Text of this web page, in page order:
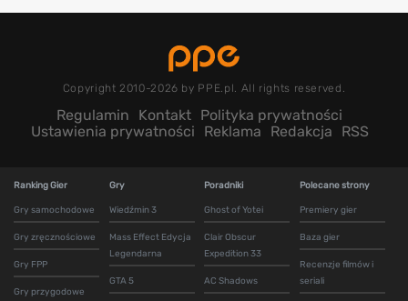
Copyright 2010-2026 by PPE.pl. All rights reserved.
Regulamin Kontakt Polityka prywatności
Ustawienia prywatności
Reklama Redakcja RSS
Ranking Gier
Gry samochodowe
Gry zręcznościowe
Gry FPP
Gry przygodowe
Gry
Wiedźmin 3
Mass Effect Edycja
Legendarna
GTA 5
Poradniki
Ghost of Yotei
Clair Obscur
Expedition 33
AC Shadows
Polecane strony
Premiery gier
Baza gier
Recenzje filmów i
seriali